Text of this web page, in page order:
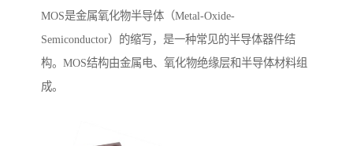
MOS是金属氧化物半导体（Metal-Oxide-
Semiconductor）的缩写，是一种常见的半导体器件结
构。MOS结构由金属电、氧化物绝缘层和半导体材料组
成。